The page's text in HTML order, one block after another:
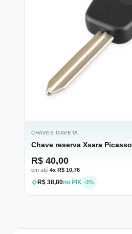
CHAVES GAVETA
Chave reserva Xsara Picasso
R$ 40,00
em até 4x R$ 10,76
R$ 38,80no PIX -3%